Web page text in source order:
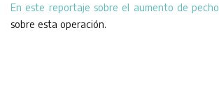
En este reportaje sobre el aumento de pecho
sobre esta operación.